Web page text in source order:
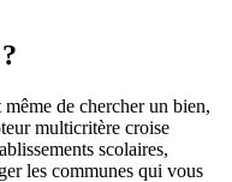
de chercher un bien,
multicritère croise
scolaires,
les communes qui vous